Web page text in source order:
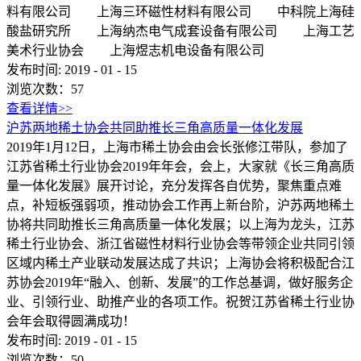
料有限公司 上海三环磁性材料有限公司 中科院上海硅
酸盐研究所 上海纳杰电气成套设备有限公司 上海工艺
美术行业协会 上海煜志机电设备有限公司
发布时间: 2019 - 01 - 15
浏览次数： 57
查看详情>>
沪苏两地稀土协会共同助推长三角高质量一体化发展
2019年1月12日，上海市稀土协会由会长张修江带队，参加了
江苏省稀土行业协会2019年年会，会上，大家就《长三角高质
量一体化发展》展开讨论，充分发挥各自优势，聚焦重点难
点，补短板强弱项，推动协会工作再上新台阶，沪苏两地稀土
协将共同助推长三角高质量一体化发展；以上海为龙头，江苏
稀土行业协会、浙江省磁性材料行业协会等带领企业共同引领
区域内稀土产业联动发展达成了共识；上海协会将积极配合江
苏协会2019年“融入、创新、发展”的工作总基调，做好服务企
业、引领行业、助推产业的各项工作。祝贺江苏省稀土行业协
会年会取得圆满成功！
发布时间: 2019 - 01 - 15